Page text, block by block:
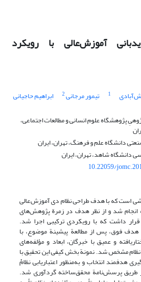
آموزش‌عالی با رویکرد
1 تیمور مرجانی2 ابراهیم حاجیانی
پژوهشگاه علوم انسانی و مطالعات اجتماعی،
دانشگاه علم و فرهنگ، تهران، ایران
دانشگاه شاهد، تهران، ایران
10.22059/
است که با هدف طراحی نظام دی آموزش‌عالی
انجام شد و از نظر هدف در زمرة پژوهش‌های
داشت که با رویکردی ترکیبی اجرا شد.
هدف فوق، پس از مطالعة پیشینة موضوع، با
و عمیق با خبرگان، ابعاد و مؤلفه‌های
نظام مشخص شد. نمونة بخش کیفی این تحقیق با
هدفمند انتخاب و به‌منظور اعتباریابی نظامْ
طریق پرسش‌نامة محقق‌ساخته گردآوری شد.